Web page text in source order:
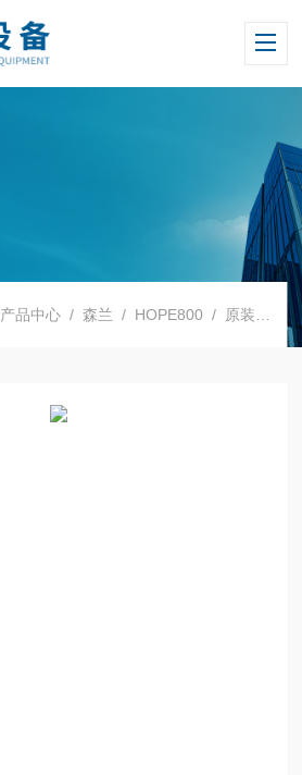
产品中心 /森兰 / HOPE800 / 原装森兰变频器Hope800G5.5T4